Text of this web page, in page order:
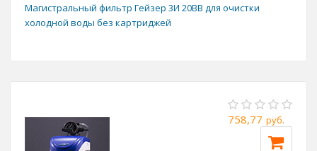
Магистральный фильтр Гейзер 3И 20BB для очистки
холодной воды без картриджей
758,77 руб.